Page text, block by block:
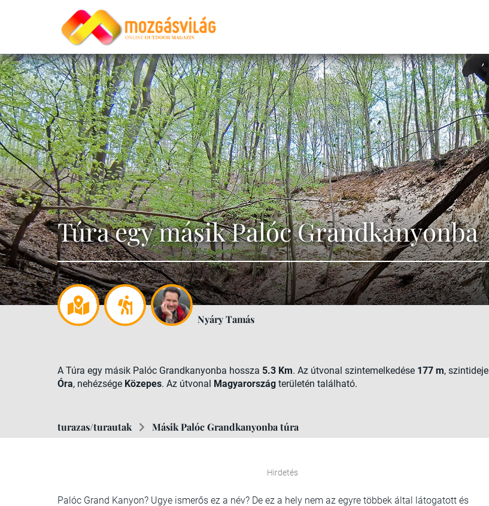
Túra egy másik Palóc Grandkanyonba
Nyáry Tamás
A Túra egy másik Palóc Grandkanyonba hossza 5.3 Km. Az útvonal szintemelkedése 177 m, szintideje
Óra, nehézsége Közepes. Az útvonal Magyarország területén található.
turazas/turautak Másik Palóc Grandkanyonba túra
Hirdetés
Palóc Grand Kanyon? Ugye ismerős ez a név? De ez a hely nem az egyre többek által látogatott és